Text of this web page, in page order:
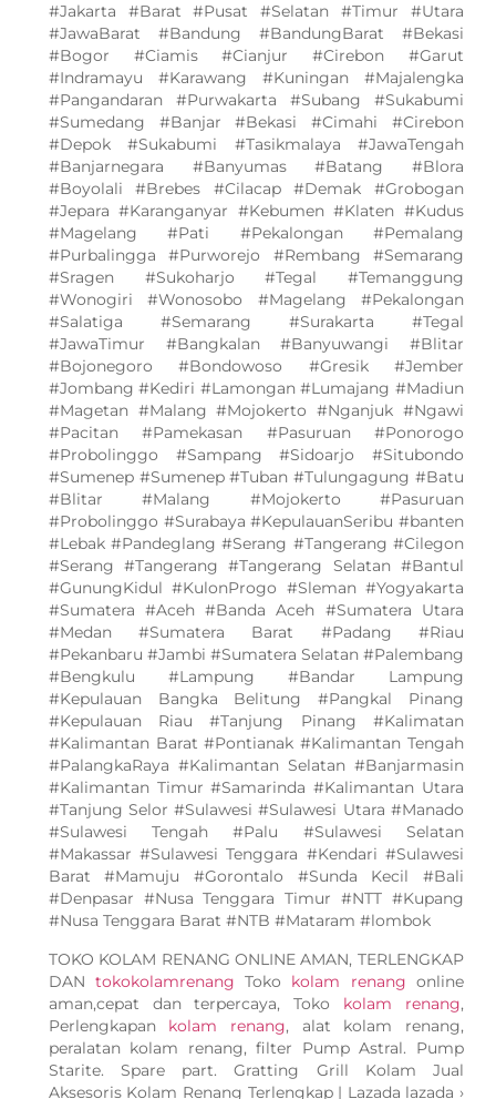
#Jakarta #Barat #Pusat #Selatan #Timur #Utara
#JawaBarat #Bandung #BandungBarat #Bekasi
#Bogor #Ciamis #Cianjur #Cirebon #Garut
#Indramayu #Karawang #Kuningan #Majalengka
#Pangandaran #Purwakarta #Subang #Sukabumi
#Sumedang #Banjar #Bekasi #Cimahi #Cirebon
#Depok #Sukabumi #Tasikmalaya #JawaTengah
#Banjarnegara #Banyumas #Batang #Blora
#Boyolali #Brebes #Cilacap #Demak #Grobogan
#Jepara #Karanganyar #Kebumen #Klaten #Kudus
#Magelang #Pati #Pekalongan #Pemalang
#Purbalingga #Purworejo #Rembang #Semarang
#Sragen #Sukoharjo #Tegal #Temanggung
#Wonogiri #Wonosobo #Magelang #Pekalongan
#Salatiga #Semarang #Surakarta #Tegal
#JawaTimur #Bangkalan #Banyuwangi #Blitar
#Bojonegoro #Bondowoso #Gresik #Jember
#Jombang #Kediri #Lamongan #Lumajang #Madiun
#Magetan #Malang #Mojokerto #Nganjuk #Ngawi
#Pacitan #Pamekasan #Pasuruan #Ponorogo
#Probolinggo #Sampang #Sidoarjo #Situbondo
#Sumenep #Sumenep #Tuban #Tulungagung #Batu
#Blitar #Malang #Mojokerto #Pasuruan
#Probolinggo #Surabaya #KepulauanSeribu #banten
#Lebak #Pandeglang #Serang #Tangerang #Cilegon
#Serang #Tangerang #Tangerang Selatan #Bantul
#GunungKidul #KulonProgo #Sleman #Yogyakarta
#Sumatera #Aceh #Banda Aceh #Sumatera Utara
#Medan #Sumatera Barat #Padang #Riau
#Pekanbaru #Jambi #Sumatera Selatan #Palembang
#Bengkulu #Lampung #Bandar Lampung
#Kepulauan Bangka Belitung #Pangkal Pinang
#Kepulauan Riau #Tanjung Pinang #Kalimatan
#Kalimantan Barat #Pontianak #Kalimantan Tengah
#PalangkaRaya #Kalimantan Selatan #Banjarmasin
#Kalimantan Timur #Samarinda #Kalimantan Utara
#Tanjung Selor #Sulawesi #Sulawesi Utara #Manado
#Sulawesi Tengah #Palu #Sulawesi Selatan
#Makassar #Sulawesi Tenggara #Kendari #Sulawesi
Barat #Mamuju #Gorontalo #Sunda Kecil #Bali
#Denpasar #Nusa Tenggara Timur #NTT #Kupang
#Nusa Tenggara Barat #NTB #Mataram #lombok
TOKO KOLAM RENANG ONLINE AMAN, TERLENGKAP
DANtokokolamrenang Toko kolam renang online
aman,cepat dan terpercaya, Toko kolam renang,
Perlengkapan kolam renang, alat kolam renang,
peralatan kolam renang, filter Pump Astral. Pump
Starite. Spare part. Gratting Grill Kolam Jual
Aksesoris Kolam Renang Terlengkap | Lazada lazada ›